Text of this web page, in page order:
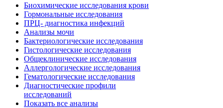
Биохимические исследования крови
Гормональные исследования
ПРЦ- диагностика инфекций
Анализы мочи
Бактериологические исследования
Гистологические исследования
Общеклинические исследования
Аллергологические исследования
Гематологические исследования
Диагностические профили
исследований
Показать все анализы